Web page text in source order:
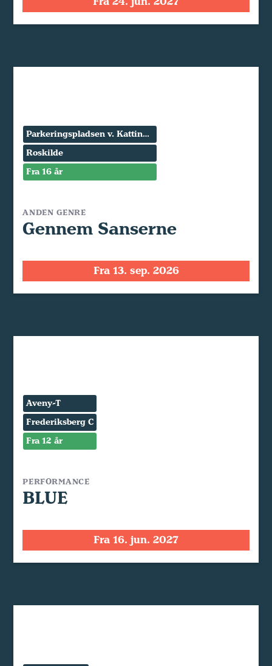
Parkeringspladsen v. Kattinge Værk
Roskilde
Fra 16 år
ANDEN GENRE
Gennem Sanserne
Fra 13. sep. 2026
Aveny-T
Frederiksberg C
Fra 12 år
PERFORMANCE
BLUE
Fra 16. jun. 2027